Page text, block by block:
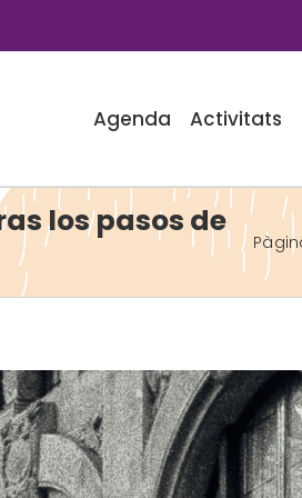
Agenda Activitats
los pasos de